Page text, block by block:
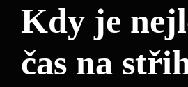
Kdy je
čas na